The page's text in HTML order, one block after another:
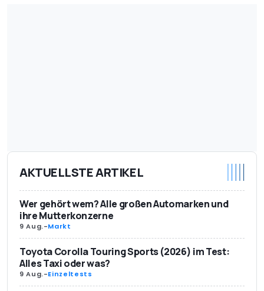
AKTUELLSTE ARTIKEL
Wer gehört wem? Alle großen Automarken und
ihre Mutterkonzerne
9 Aug.-Markt
Toyota Corolla Touring Sports (2026) im Test:
Alles Taxi oder was?
9 Aug.-Einzeltests